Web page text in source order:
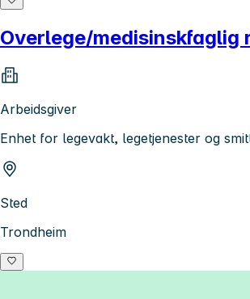
Overlege/medisinskfaglig
Arbeidsgiver
Enhet for legevakt, legetjenester og
Sted
Trondheim